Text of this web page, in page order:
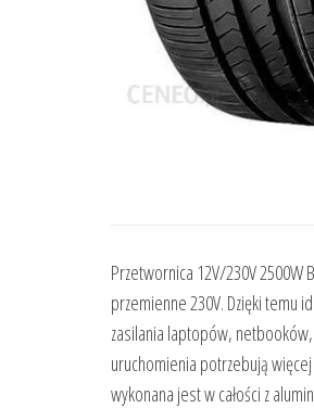
Przetwornica 12V/230V 2500W
przemienne 230V. Dzięki temu
zasilania laptopów, netbooków,
uruchomienia potrzebują
wykonana jest w całości z